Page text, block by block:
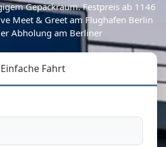
Gepäckraum. Festpreis ab 1146
Meet & Greet am Flughafen Berlin
Abholung am Berliner
Einfache Fahrt